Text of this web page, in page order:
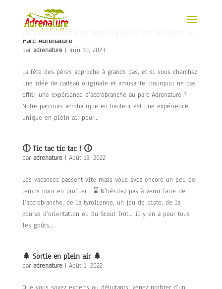
De l’accrobranche en famille pour la fête des pères au
Parc Adrenature
par adrenature| Juin 10, 2023
La fête des pères approche à grands pas, et si vous cherchez
une idée de cadeau originale et amusante, pourquoi ne pas
offrir une expérience d’accrobranche au parc Adrenature ?
Notre parcours acrobatique en hauteur est une expérience
unique en plein air pour...
🕕 Tic tac tic tac ! 🕕
par adrenature| Août 15, 2022
Les vacances passent vite mais vous avez encore un peu de
temps pour en profiter ! ⌛ N’hésitez pas à venir faire de
l’accrobranche, de la tyrolienne, un jeu de piste, de la
course d’orientation ou du Scout Trot… il y en a pour tous
les goûts,...
🌲 Sortie en plein air 🌲
par adrenature| Août 1, 2022